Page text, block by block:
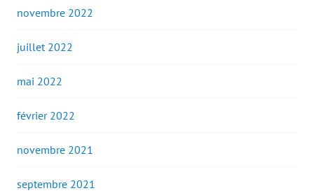
novembre 2022
juillet 2022
mai 2022
février 2022
novembre 2021
septembre 2021